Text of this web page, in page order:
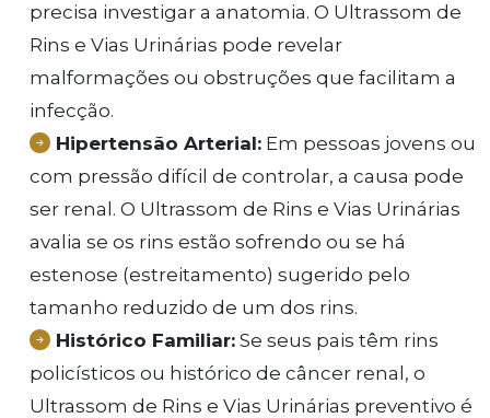
precisa investigar a anatomia. O Ultrassom de
Rins e Vias Urinárias pode revelar
malformações ou obstruções que facilitam a
infecção.
Hipertensão Arterial: Em pessoas jovens ou
com pressão difícil de controlar, a causa pode
ser renal. O Ultrassom de Rins e Vias Urinárias
avalia se os rins estão sofrendo ou se há
estenose (estreitamento) sugerido pelo
tamanho reduzido de um dos rins.
Histórico Familiar: Se seus pais têm rins
policísticos ou histórico de câncer renal, o
Ultrassom de Rins e Vias Urinárias preventivo é